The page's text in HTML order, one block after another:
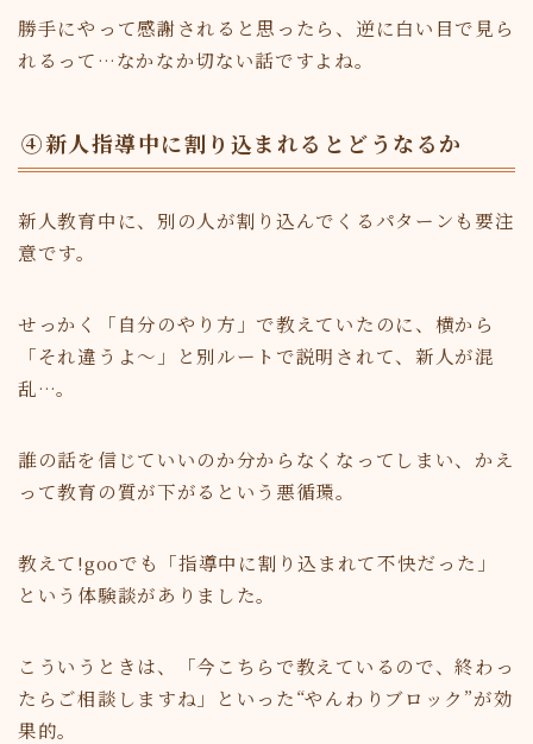
勝手にやって感謝されると思ったら、逆に白い目で見ら
れるって…なかなか切ない話ですよね。
④新人指導中に割り込まれるとどうなるか
新人教育中に、別の人が割り込んでくるパターンも要注
意です。
せっかく「自分のやり方」で教えていたのに、横から
「それ違うよ～」と別ルートで説明されて、新人が混
乱…。
誰の話を信じていいのか分からなくなってしまい、かえ
って教育の質が下がるという悪循環。
教えて!gooでも「指導中に割り込まれて不快だった」
という体験談がありました。
こういうときは、「今こちらで教えているので、終わっ
たらご相談しますね」といった“やんわりブロック”が効
果的。